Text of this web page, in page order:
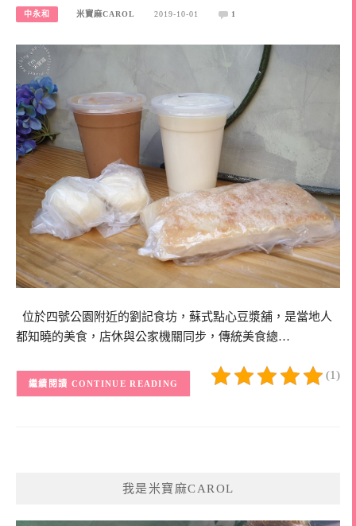
中永和 米寶麻CAROL 2019-10-01 1
位於四號公園附近的劉記食坊，蘇式點心豆漿舖，是當地人
都知曉的美食，店休與公家機關同步，傳統美食總…
(1)
CONTINUE READING
我是米寶麻CAROL